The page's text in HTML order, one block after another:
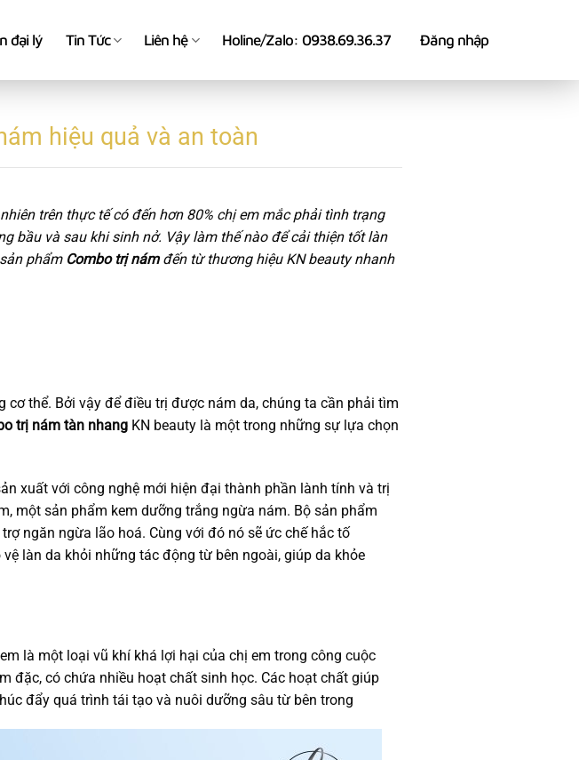
đại lý Tin Tức Liên hệ Holine/Zalo: 0938.69.36.37 Đăng nhập
hiệu quả và an toàn
trên thực tế có đến hơn 80% chị em mắc phải tình trạng
bầu và sau khi sinh nở. Vậy làm thế nào để cải thiện tốt làn
phẩm Combo trị námđến từ thương hiệu KN beauty nhanh
thể. Bởi vậy để điều trị được nám da, chúng ta cần phải tìm
trị nám tàn nhangKN beauty là một trong những sự lựa chọn
xuất với công nghệ mới hiện đại thành phần lành tính và trị
một sản phẩm kem dưỡng trắng ngừa nám. Bộ sản phẩm
ngăn ngừa lão hoá. Cùng với đó nó sẽ ức chế hắc tố
làn da khỏi những tác động từ bên ngoài, giúp da khỏe
là một loại vũ khí khá lợi hại của chị em trong công cuộc
đặc, có chứa nhiều hoạt chất sinh học. Các hoạt chất giúp
đẩy quá trình tái tạo và nuôi dưỡng sâu từ bên trong